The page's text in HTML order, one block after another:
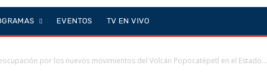
EVENTOS TV EN VIVO
por los nuevos movimientos del Volcán Popocatépetl en el Estado...